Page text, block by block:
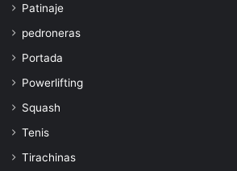
Patinaje
pedroneras
Portada
Powerlifting
Squash
Tenis
Tirachinas